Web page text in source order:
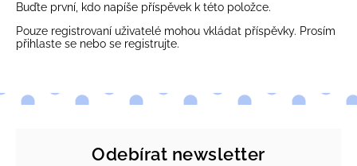
Buďte první, kdo napíše příspěvek k této položce.
Pouze registrovaní uživatelé mohou vkládat příspěvky. Prosím
přihlaste se nebo se registrujte.
Odebírat newsletter